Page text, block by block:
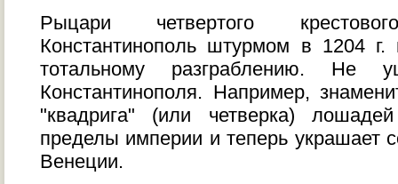
Рыцари четвертого
Константинополь штурмом в 1204 г.
тотальному разграблению. Не
Константинополя. Например,
"квадрига" (или четверка)
пределы империи и теперь украшает
Венеции.